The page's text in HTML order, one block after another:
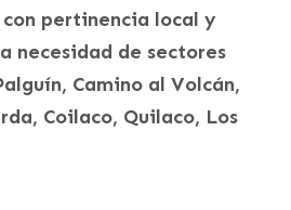
pertinencia local y
necesidad de sectores
Camino al Volcán,
Coilaco, Quilaco, Los